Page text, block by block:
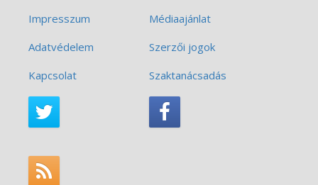
Impresszum
Médiaajánlat
Adatvédelem
Szerzői jogok
Kapcsolat
Szaktanácsadás